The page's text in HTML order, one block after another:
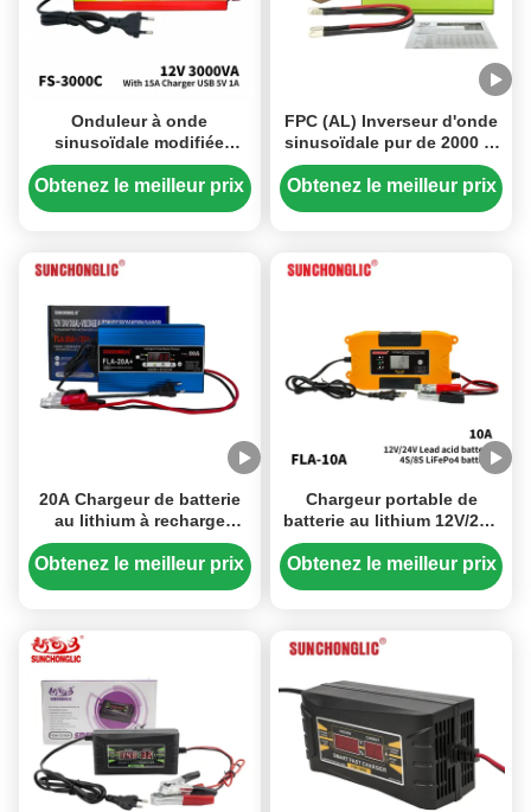
Onduleur à onde
sinusoïdale modifiée
3000W 3000VA avec
chargeur de batterie 15A
12V à 220V pour énergie
Obtenez le meilleur prix
FPC (AL) Inverseur d'onde
sinusoïdale pur de 2000 W
avec chargeur de batterie
de 200 A pour la
Obtenez le meilleur prix
20A Chargeur de batterie
au lithium à recharge
rapide avec détection
automatique de tension et
Obtenez le meilleur prix
Chargeur portable de
batterie au lithium 12V/24V
10A avec charge à
impulsion intelligente pour
les batteries au plomb et
Obtenez le meilleur prix